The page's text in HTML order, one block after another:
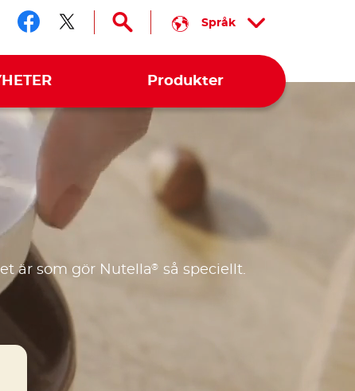
Följ oss facebook
Följ oss twitter
Språk
Produkter
är som gör Nutella® så speciellt.